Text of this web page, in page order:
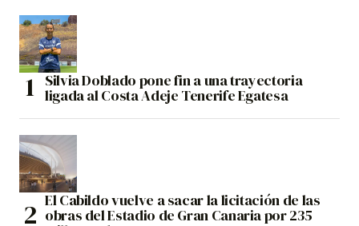
Silvia Doblado pone fin a una trayectoria
ligada al Costa Adeje Tenerife Egatesa
El Cabildo vuelve a sacar la licitación de las
obras del Estadio de Gran Canaria por 235